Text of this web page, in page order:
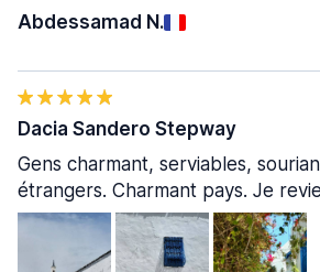
Abdessamad N.
Dacia Sandero Stepway
Gens charmant, serviables,
étrangers. Charmant pays. Je